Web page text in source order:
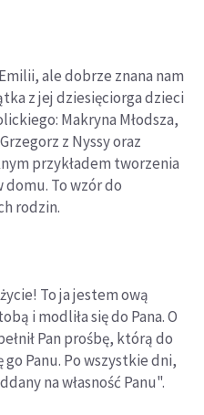
ale dobrze znana nam
z jej dziesięciorga dzieci
Makryna Młodsza,
z Nyssy oraz
przykładem tworzenia
To wzór do
rodzin.
To ja jestem ową
i modliła się do Pana. O
Pan prośbę, którą do
go Panu. Po wszystkie dni,
na własność Panu".